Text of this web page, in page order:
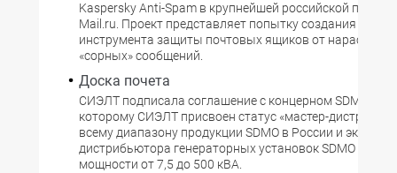
Kaspersky Anti-Spam в крупнейшей российской
Mail.ru. Проект представляет попытку создания
инструмента защиты почтовых ящиков от
«сорных» сообщений.
Доска почета
СИЭЛТ подписала соглашение с концерном SDMO,
которому СИЭЛТ присвоен статус «мастер-
всему диапазону продукции SDMO в России и
дистрибьютора генераторных установок SDMO в
мощности от 7,5 до 500 кВА.